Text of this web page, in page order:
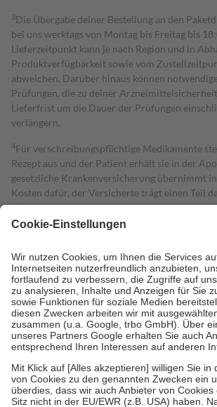
3Die Übergabe deiner Bestellung an den
bei uns werktags von Montag bis Freitag bis
Lieferzeitpunkt kann je nach Region und in
Produktverfügbarkeit sowie vom
abweichen. Darüber hinaus können
Prüfungen, die zu deiner
Lieferfrist um die Dauer der Prüfungen
verlängern.
4Für verschreibungspflichtige Medikamente
Rezept aus und der Patient erhält sie in der
gesetzliche Krankenversicherung übernimmt
Kosten dafür, der Versicherte trägt einen Teil
mit.
Grundsätzlich leisten Mitglieder Zuzahlungen in
höchstens zehn Euro.
Es sind jedoch nie mehr
Kosten der Leistung zu entrichten.
Diese Regeln gelten grundsätzlich auch für
Bei Heilmitteln und häuslicher Krankenpflege
Zuzahlung zehn Prozent der Kosten sowie
Verordnung.
Um das Engagement der Versicherten für ihre
stärken und die besondere Stellung der Familie
fallenkeine Zuzahlungenan bei:
• Kindern und Jugendlichen bis zum
mit Ausnahme der Fahrkosten